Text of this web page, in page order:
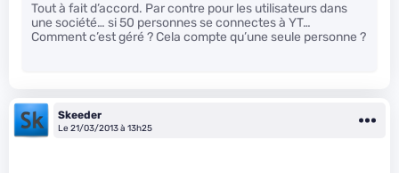
Tout à fait d’accord. Par contre pour les utilisateurs dans
une société… si 50 personnes se connectes à YT…
Comment c’est géré ? Cela compte qu’une seule personne ?
Skeeder
Le 21/03/2013 à 13h25